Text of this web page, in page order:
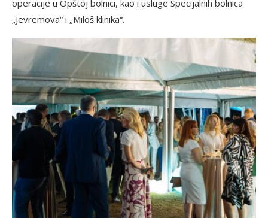
operacije u Opštoj bolnici, kao i usluge Specijalnih bolnica
„Jevremova“ i „Miloš klinika“.